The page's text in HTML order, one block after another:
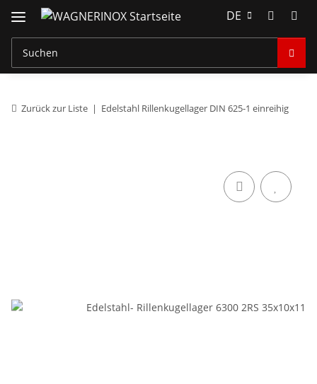
DE
Zurück zur Liste Edelstahl Rillenkugellager DIN 625-1 einreihig